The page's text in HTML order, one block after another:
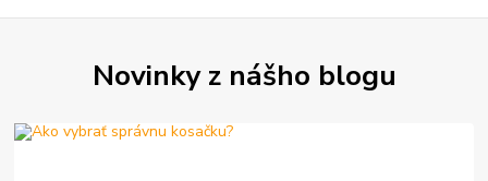
Novinky z nášho blogu